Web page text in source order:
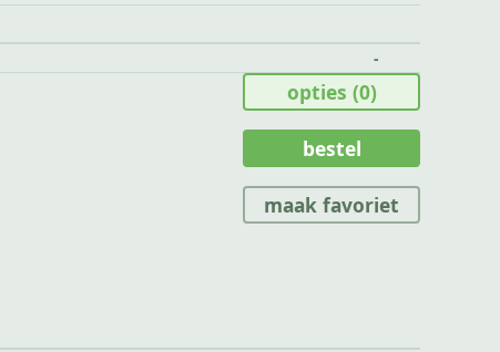
-
opties (0)
bestel
maak favoriet